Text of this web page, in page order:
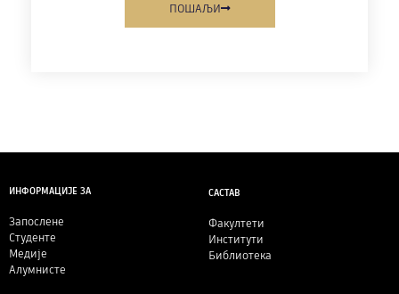
ПОШАЉИ
ИНФОРМАЦИЈЕ ЗА
Запослене
Студенте
Медије
Алумнисте
САСТАВ
Факултети
Институти
Библиотека